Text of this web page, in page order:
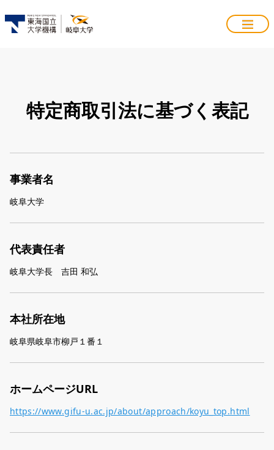
特定商取引法に基づく表記
事業者名
岐阜大学
代表責任者
岐阜大学長 吉田 和弘
本社所在地
岐阜県岐阜市柳戸１番１
ホームページURL
https://www.gifu-u.ac.jp/about/approach/koyu_top.html